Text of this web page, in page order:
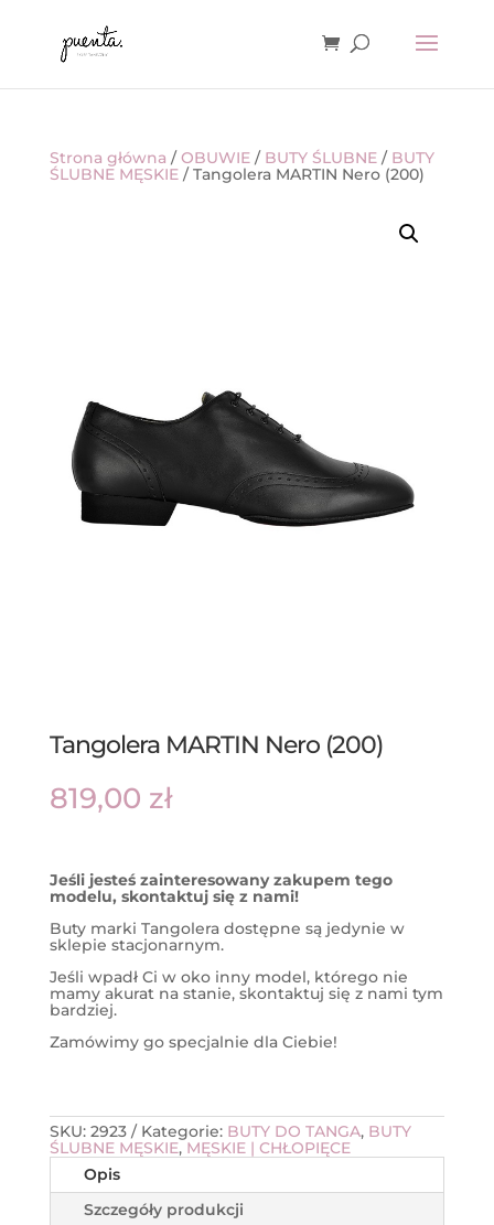
Strona główna /OBUWIE/ BUTY ŚLUBNE/ BUTY
ŚLUBNE MĘSKIE/ Tangolera MARTIN Nero (200)
Tangolera MARTIN Nero (200)
819,00 zł
Jeśli jesteś zainteresowany zakupem tego
modelu, skontaktuj się z nami!
Buty marki Tangolera dostępne są jedynie w
sklepie stacjonarnym.
Jeśli wpadł Ci w oko inny model, którego nie
mamy akurat na stanie, skontaktuj się z nami tym
bardziej.
Zamówimy go specjalnie dla Ciebie!
SKU: 2923 Kategorie: BUTY DO TANGA, BUTY
ŚLUBNE MĘSKIE, MĘSKIE | CHŁOPIĘCE
Opis
Szczegóły produkcji